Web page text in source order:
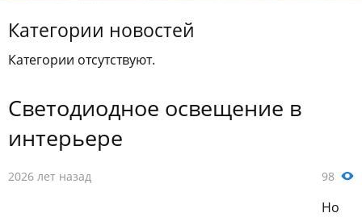
Категории новостей
Категории отсутствуют.
Светодиодное освещение в
интерьере
2026 лет назад 98
Но